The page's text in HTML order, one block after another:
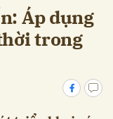
Áp dụng
trong
Hủy